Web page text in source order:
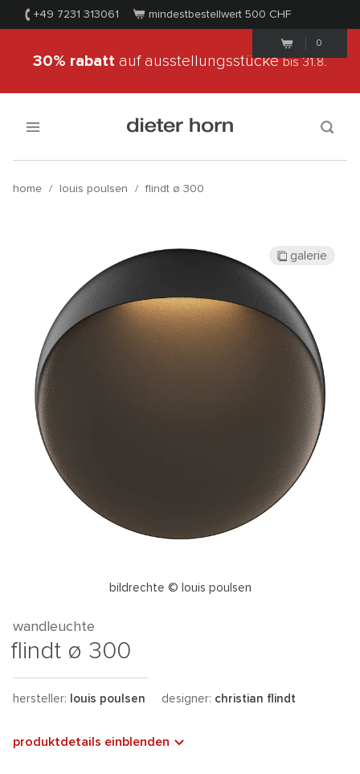
+49 7231 313061 mindestbestellwert 500 CHF
0
30% rabatt auf ausstellungsstückebis 31.8.
home / louis poulsen / flindt ø 300
bildrechte © louis poulsen
galerie
wandleuchte
flindt ø 300
hersteller: louis poulsen designer: christian flindt
produktdetails einblenden